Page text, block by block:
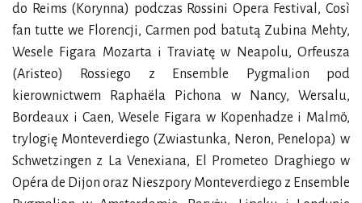
do Reims (Korynna) podczas Rossini Opera Festival, Così
fan tutte we Florencji, Carmen pod batutą Zubina Mehty,
Wesele Figara Mozarta i Traviatę w Neapolu, Orfeusza
(Aristeo) Rossiego z Ensemble Pygmalion pod
kierownictwem Raphaëla Pichona w Nancy, Wersalu,
Bordeaux i Caen, Wesele Figara w Kopenhadze i Malmö,
trylogię Monteverdiego (Zwiastunka, Neron, Penelopa) w
Schwetzingen z La Venexiana, El Prometeo Draghiego w
Opéra de Dijon oraz Nieszpory Monteverdiego z Ensemble